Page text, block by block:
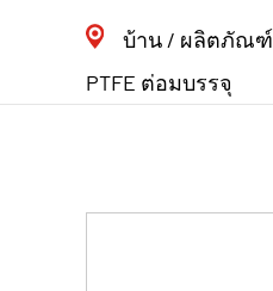
บ้าน / ผลิตภัณฑ์
PTFE ต่อมบรรจุ